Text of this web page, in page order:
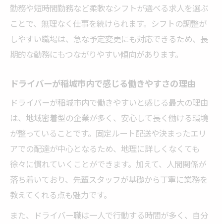
勤務や短時間勤務など柔軟なシフトが選べる求人を選ぶ
ことで、無理なく仕事を続けられます。シフトの調整が
しやすい職場は、急な予定変更にも対応できるため、長
期的な勤務にもつながりやすい傾向があります。
ドライバーが稲城市内で感じる働きやすさの理由
ドライバーが稲城市内で働きやすいと感じる最大の理由
は、地域密着型の企業が多く、安心して長く働ける環境
が整っていることです。固定ルート配送や決まったエリ
アでの配達が中心となるため、地理に詳しくなくても
徐々に慣れていくことができます。加えて、人間関係が
落ち着いており、先輩スタッフが基礎から丁寧に業務を
教えてくれる点も魅力です。
また、ドライバー職は一人で行動する時間が多く、自分